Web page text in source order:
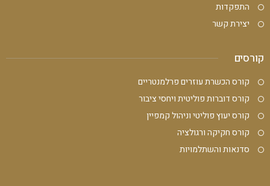
התפקדות
יצירת קשר
קורסים
קורס הכשרת עוזרים פרלמנטריים
קורס דוברות פוליטית ויחסי ציבור
קורס יעוץ פוליטי וניהול קמפיין
קורס חקיקה ורגולציה
סדנאות והשתלמויות